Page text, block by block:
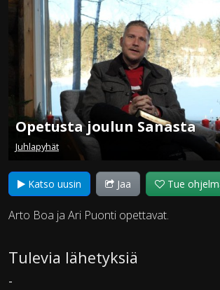
Opetusta joulun Sanasta
Juhlapyhät
Katso uusin Jaa Tue
Arto Boa ja Ari Puonti opettavat.
Tulevia lähetyksiä
-